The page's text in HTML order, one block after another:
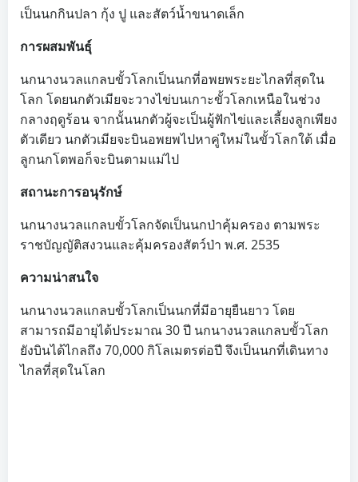
เป็นนกกินปลา กุ้ง ปู และสัตว์น้ำขนาดเล็ก
การผสมพันธุ์
นกนางนวลแกลบขั้วโลกเป็นนกที่อพยพระยะไกลที่สุดใน
โลก โดยนกตัวเมียจะวางไข่บนเกาะขั้วโลกเหนือในช่วง
กลางฤดูร้อน จากนั้นนกตัวผู้จะเป็นผู้ฟักไข่และเลี้ยงลูกเพียง
ตัวเดียว นกตัวเมียจะบินอพยพไปหาคู่ใหม่ในขั้วโลกใต้ เมื่อ
ลูกนกโตพอก็จะบินตามแม่ไป
สถานะการอนุรักษ์
นกนางนวลแกลบขั้วโลกจัดเป็นนกป่าคุ้มครอง ตามพระ
ราชบัญญัติสงวนและคุ้มครองสัตว์ป่า พ.ศ. 2535
ความน่าสนใจ
นกนางนวลแกลบขั้วโลกเป็นนกที่มีอายุยืนยาว โดย
สามารถมีอายุได้ประมาณ 30 ปี นกนางนวลแกลบขั้วโลก
ยังบินได้ไกลถึง 70,000 กิโลเมตรต่อปี จึงเป็นนกที่เดินทาง
ไกลที่สุดในโลก